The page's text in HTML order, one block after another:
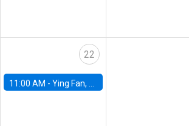
22
11:00 AM -Ying Fan, University of Michigan